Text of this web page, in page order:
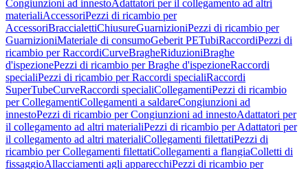
Congiunzioni ad innestoAdattatori per il collegamento ad altri
materialiAccessoriPezzi di ricambio per
AccessoriBraccialettiChiusureGuarnizioniPezzi di ricambio per
GuarnizioniMateriale di consumoGeberit PETubiRaccordiPezzi di
ricambio per RaccordiCurveBragheRiduzioniBraghe
d'ispezionePezzi di ricambio per Braghe d'ispezioneRaccordi
specialiPezzi di ricambio per Raccordi specialiRaccordi
SuperTubeCurveRaccordi specialiCollegamentiPezzi di ricambio
per CollegamentiCollegamenti a saldareCongiunzioni ad
innestoPezzi di ricambio per Congiunzioni ad innestoAdattatori per
il collegamento ad altri materialiPezzi di ricambio per Adattatori per
il collegamento ad altri materialiCollegamenti filettatiPezzi di
ricambio per Collegamenti filettatiCollegamenti a flangiaColletti di
fissaggioAllacciamenti agli apparecchiPezzi di ricambio per